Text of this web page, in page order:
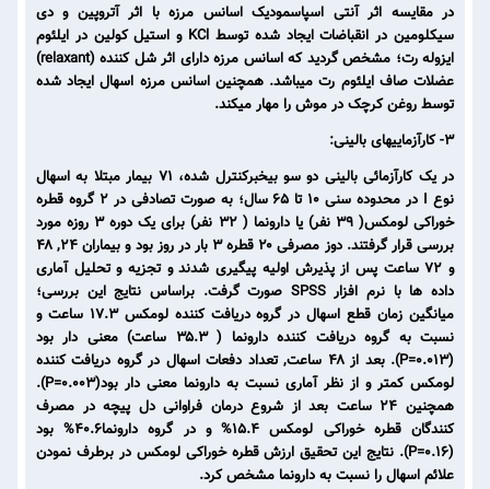
در مقایسه اثر آنتی اسپاسمودیک اسانس مرزه با اثر آتروپین و دی
سیکلومین در انقباضات ایجاد شده توسط KCl و استیل کولین در ایلئوم
ایزوله رت؛ مشخص گردید که اسانس مرزه دارای اثر شل کننده (relaxant)
عضلات صاف ایلئوم رت میباشد. همچنین اسانس مرزه اسهال ایجاد شده
توسط روغن کرچک در موش را مهار میکند.
۳- کارآزماییهای بالینی:
در یک کارآزمائی بالینی دو سو بیخبرکنترل شده، ۷۱ بیمار مبتلا به اسهال
نوع I در محدوده سنی ۱۰ تا ۶۵ سال؛ به صورت تصادفی در ۲ گروه قطره
خوراکی لومکس( ۳۹ نفر) یا دارونما ( ۳۲ نفر) برای یک دوره ۳ روزه مورد
بررسی قرار گرفتند. دوز مصرفی ۲۰ قطره ۳ بار در روز بود و بیماران ۲۴, ۴۸
و ۷۲ ساعت پس از پذیرش اولیه پیگیری شدند و تجزیه و تحلیل آماری
داده ها با نرم افزار SPSS صورت گرفت. براساس نتایج این بررسی؛
میانگین زمان قطع اسهال در گروه دریافت کننده لومکس ۱۷.۳ ساعت و
نسبت به گروه دریافت کننده دارونما ( ۳۵.۳ ساعت) معنی دار بود
(P=0.013). بعد از ۴۸ ساعت, تعداد دفعات اسهال در گروه دریافت کننده
لومکس کمتر و از نظر آماری نسبت به دارونما معنی دار بود(P=0.003).
همچنین ۲۴ ساعت بعد از شروع درمان فراوانی دل پیچه در مصرف
کنندگان قطره خوراکی لومکس ۱۵.۴% و در گروه دارونما۴۰.۶% بود
(P=0.16). نتایج این تحقیق ارزش قطره خوراکی لومکس در برطرف نمودن
علائم اسهال را نسبت به دارونما مشخص کرد.